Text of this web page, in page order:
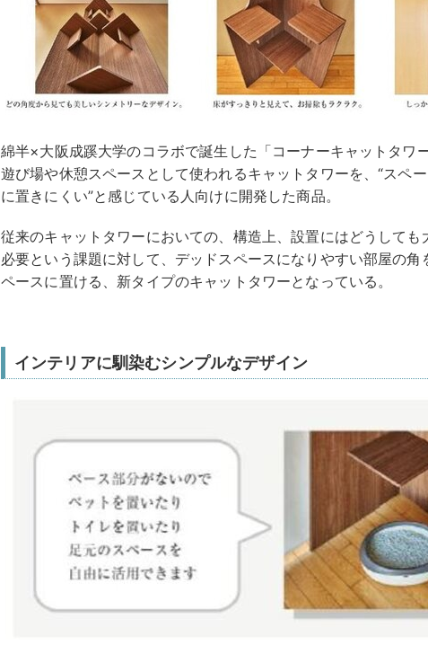
綿半×大阪成蹊大学のコラボで誕生した「コーナーキャットタワ
遊び場や休憩スペースとして使われるキャットタワーを、“スペ
に置きにくい”と感じている人向けに開発した商品。
従来のキャットタワーにおいての、構造上、設置にはどうしても
必要という課題に対して、デッドスペースになりやすい部屋の角
ペースに置ける、新タイプのキャットタワーとなっている。
インテリアに馴染むシンプルなデザイン